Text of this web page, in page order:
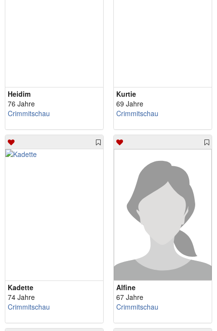
Heidim
76 Jahre
Crimmitschau
Kurtie
69 Jahre
Crimmitschau
Kadette
74 Jahre
Crimmitschau
Alfine
67 Jahre
Crimmitschau